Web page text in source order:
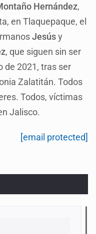
Hernández,
en Tlaquepaque, el
Jesúsy
, que siguen sin ser
de 2021, tras ser
Zalatitán. Todos
Todos, víctimas
Jalisco.
[email protected]